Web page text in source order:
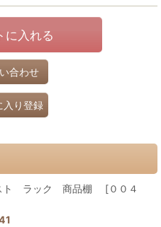
に入れる
合わせ
入り登録
ト ラック 商品棚 [００４